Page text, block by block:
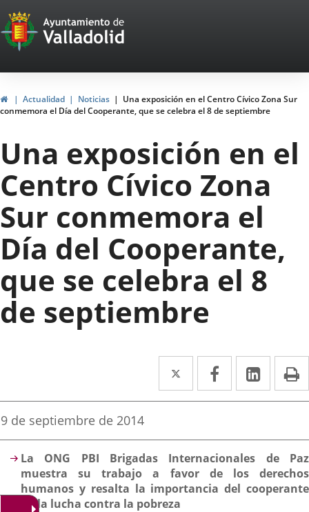
Portal
Web
del
Ayuntamiento
de
Valladolid
InicioActualidad Noticias
Una exposición en el Centro Cívico Zona Sur
conmemora el Día del Cooperante, que se celebra el 8 de septiembre
Una exposición en el
Centro Cívico Zona
Sur conmemora el
Día del Cooperante,
que se celebra el 8
de septiembre
Twitter
Enlace
a
aplicación
externa.
Facebook
Enlace
a
aplicación
externa.
Enlace
a
Fecha
la
noticia
9 de septiembre de 2014
Descripción
La ONG PBI Brigadas Internacionales de Paz
muestra su trabajo a favor de los derechos
humanos y resalta la importancia del cooperante
en la lucha contra la pobreza